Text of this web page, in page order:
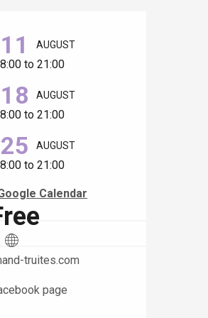
11 AUGUST
to 21:00
18 AUGUST
to 21:00
25 AUGUST
to 21:00
Calendar
truites.com
page